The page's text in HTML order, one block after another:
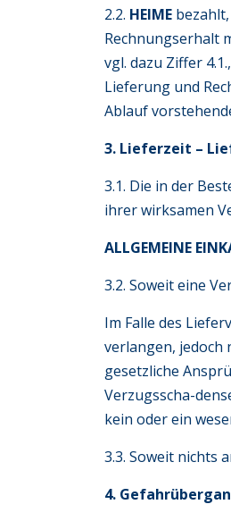
2.2. HEIME
Rechnungserhalt
vgl. dazu Ziffer
Lieferung und
Ablauf
3. Lieferzeit –
3.1. Die in der
ihrer wirksamen
ALLGEMEINE
3.2. Soweit eine
Im Falle des
verlangen, jedoch
gesetzliche
Verzugsscha-
kein oder ein
3.3. Soweit nichts
4.